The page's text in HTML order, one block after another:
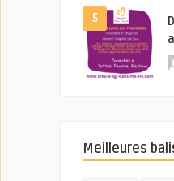
5
Meilleures